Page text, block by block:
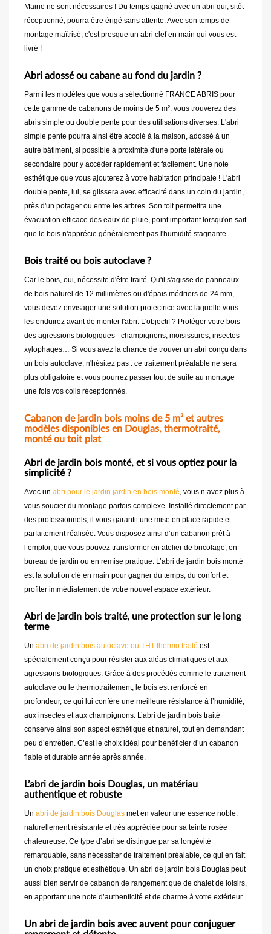
Mairie ne sont nécessaires ! Du temps gagné avec un abri qui, sitôt
réceptionné, pourra être érigé sans attente. Avec son temps de
montage maîtrisé, c'est presque un abri clef en main qui vous est
livré !
Abri adossé ou cabane au fond du jardin ?
Parmi les modèles que vous a sélectionné FRANCE ABRIS pour
cette gamme de cabanons de moins de 5 m², vous trouverez des
abris simple ou double pente pour des utilisations diverses. L'abri
simple pente pourra ainsi être accolé à la maison, adossé à un
autre bâtiment, si possible à proximité d'une porte latérale ou
secondaire pour y accéder rapidement et facilement. Une note
esthétique que vous ajouterez à votre habitation principale ! L'abri
double pente, lui, se glissera avec efficacité dans un coin du jardin,
près d'un potager ou entre les arbres. Son toit permettra une
évacuation efficace des eaux de pluie, point important lorsqu'on sait
que le bois n'apprécie généralement pas l'humidité stagnante.
Bois traité ou bois autoclave ?
Car le bois, oui, nécessite d'être traité. Qu'il s'agisse de panneaux
de bois naturel de 12 millimètres ou d'épais médriers de 24 mm,
vous devez envisager une solution protectrice avec laquelle vous
les enduirez avant de monter l'abri. L'objectif ? Protéger votre bois
des agressions biologiques - champignons, moisissures, insectes
xylophages… Si vous avez la chance de trouver un abri conçu dans
un bois autoclave, n'hésitez pas : ce traitement préalable ne sera
plus obligatoire et vous pourrez passer tout de suite au montage
une fois vos colis réceptionnés.
Cabanon de jardin bois moins de 5 m² et autres
modèles disponibles en Douglas, thermotraité,
monté ou toit plat
Abri de jardin bois monté, et si vous optiez pour la
simplicité ?
Avec un abri pour le jardin jardin en bois monté, vous n’avez plus à
vous soucier du montage parfois complexe. Installé directement par
des professionnels, il vous garantit une mise en place rapide et
parfaitement réalisée. Vous disposez ainsi d’un cabanon prêt à
l’emploi, que vous pouvez transformer en atelier de bricolage, en
bureau de jardin ou en remise pratique. L’abri de jardin bois monté
est la solution clé en main pour gagner du temps, du confort et
profiter immédiatement de votre nouvel espace extérieur.
Abri de jardin bois traité, une protection sur le long
terme
Un abri de jardin bois autoclave ou THT thermo traité est
spécialement conçu pour résister aux aléas climatiques et aux
agressions biologiques. Grâce à des procédés comme le traitement
autoclave ou le thermotraitement, le bois est renforcé en
profondeur, ce qui lui confère une meilleure résistance à l’humidité,
aux insectes et aux champignons. L’abri de jardin bois traité
conserve ainsi son aspect esthétique et naturel, tout en demandant
peu d’entretien. C’est le choix idéal pour bénéficier d’un cabanon
fiable et durable année après année.
L’abri de jardin bois Douglas, un matériau
authentique et robuste
Un abri de jardin bois Douglas met en valeur une essence noble,
naturellement résistante et très appréciée pour sa teinte rosée
chaleureuse. Ce type d’abri se distingue par sa longévité
remarquable, sans nécessiter de traitement préalable, ce qui en fait
un choix pratique et esthétique. Un abri de jardin bois Douglas peut
aussi bien servir de cabanon de rangement que de chalet de loisirs,
en apportant une note d’authenticité et de charme à votre extérieur.
Un abri de jardin bois avec auvent pour conjuguer